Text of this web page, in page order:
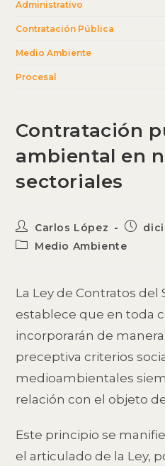
Administrativo
Contratación Pública
Medio Ambiente
Procesal
Contratación
ambiental en
sectoriales
Autor
de
la
Carlos López
la
Categoría
Medio Ambiente
La Ley de Contratos del
establece que en toda
incorporarán de
preceptiva criterios
medioambientales
relación con el objeto
Este principio se
el articulado de la Ley,